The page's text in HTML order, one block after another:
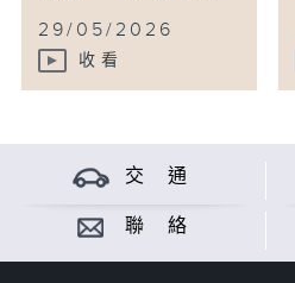
29/05/2026
收看
交 通
聯 絡